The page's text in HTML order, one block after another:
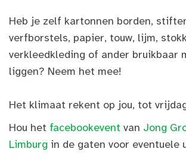
Heb je zelf kartonnen borden,
verfborstels, papier, touw, lijm,
verkleedkleding of ander bruikbaar
liggen? Neem het mee!
Het klimaat rekent op jou, tot
Hou het facebookevent van Jong
Limburg in de gaten voor eventuele